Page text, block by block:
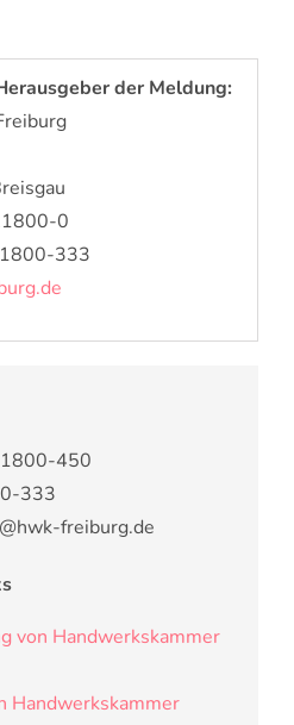
der Meldung:
0
333
450
333
freiburg.de
von Handwerkskammer
Handwerkskammer